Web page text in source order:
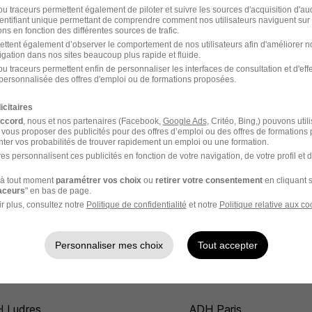
de laboratoire
Responsable de
ADH
de fabrication ADH
Chef de service éducatif
traceurs permettent également de piloter et suivre les sources d'acquisition
unique permettant de comprendre comment nos utilisateurs naviguent sur
en fonction des différentes sources de trafic.
également d’observer le comportement de nos utilisateurs afin d'améliorer
dans nos sites beaucoup plus rapide et fluide.
traceurs permettent enfin de personnaliser les interfaces de consultation et
des offres d'emploi ou de formations proposées.
, nous et nos partenaires (Facebook, Google Ads, Critéo, Bing,) pouvons
proposer des publicités pour des offres d’emploi ou des offres de formations
vos probabilités de trouver rapidement un emploi ou une formation.
personnalisent ces publicités en fonction de votre navigation, de votre profil et
tout momentparamétrer vos choixou retirer votre consentementen cliquant
" en bas de page.
plus, consultez notre Politique de confidentialité et notre Politique relative aux
Personnaliser mes choix Tout accepter